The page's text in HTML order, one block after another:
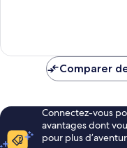
Comparer
Connectez-vous
avantages dont
pour plus